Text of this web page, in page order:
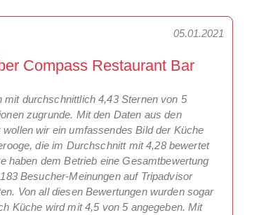
05.01.2021
Compass Restaurant Bar
durchschnittlich 4,43 Sternen von 5
zugrunde. Mit den Daten aus den
wir ein umfassendes Bild der Küche
die im Durchschnitt mit 4,28 bewertet
haben dem Betrieb eine Gesamtbewertung
Besucher-Meinungen auf Tripadvisor
Von all diesen Bewertungen wurden sogar
Küche wird mit 4,5 von 5 angegeben. Mit